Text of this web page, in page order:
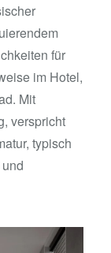
für
im Hotel,
Mit
verspricht
typisch